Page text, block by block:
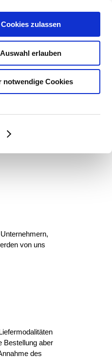
Cookies zulassen
Auswahl erlauben
notwendige Cookies
SUCHEN
0 Artikel
von uns
Bestellung aber
des